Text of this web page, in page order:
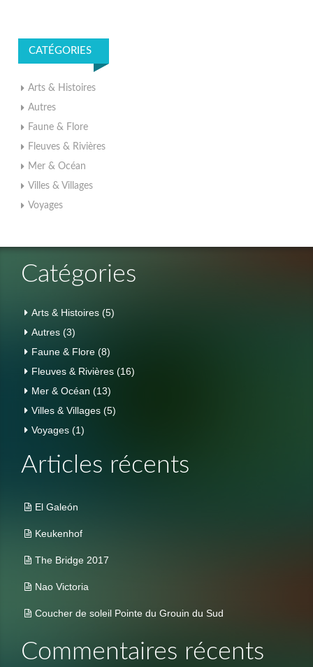
CATÉGORIES
Arts & Histoires
Autres
Faune & Flore
Fleuves & Rivières
Mer & Océan
Villes & Villages
Voyages
Catégories
Arts & Histoires (5)
Autres (3)
Faune & Flore (8)
Fleuves & Rivières (16)
Mer & Océan (13)
Villes & Villages (5)
Voyages (1)
Articles récents
El Galeón
Keukenhof
The Bridge 2017
Nao Victoria
Coucher de soleil Pointe du Grouin du Sud
Commentaires récents